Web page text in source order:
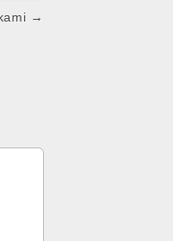
→